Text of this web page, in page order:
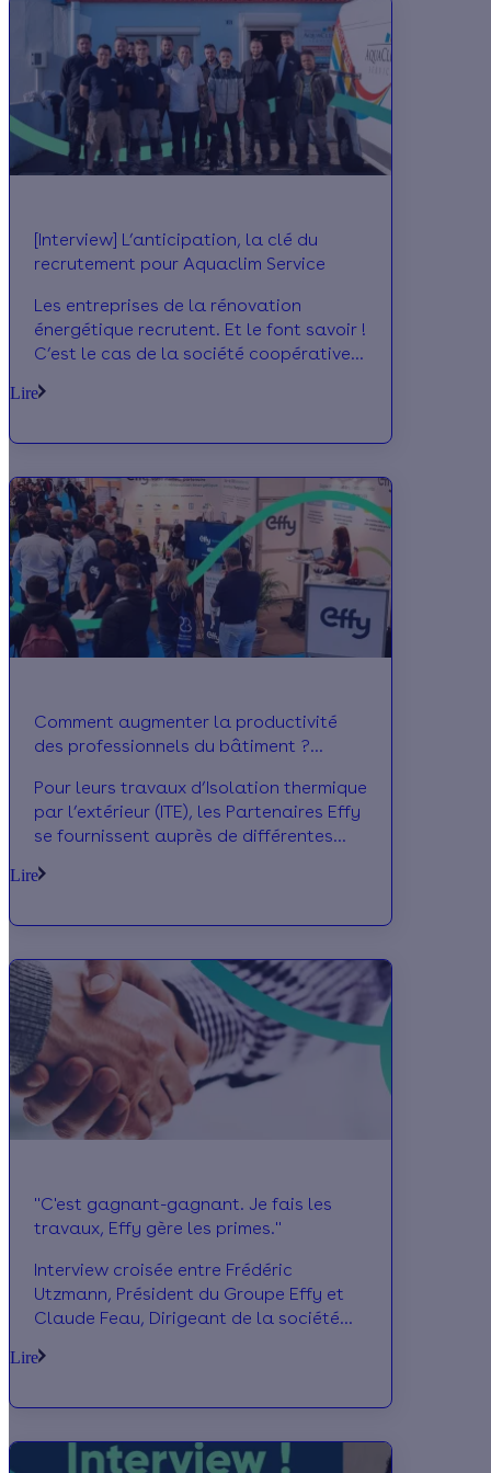
et Partenaire Effy. Créée en 2018,
l’entreprise de chauffage basée à Vaux,
près de Metz, installe 6 à 8 PAC chaque
mois. Comment gère-t-elle la pénurie ?
Témoignage et retour d’expérience.
[Interview] L’anticipation, la clé du
recrutement pour Aquaclim Service
Les entreprises de la rénovation
énergétique recrutent. Et le font savoir !
C’est le cas de la société coopérative
modes de chauffage économique sur le
chaleur, climatisation, chauffe-eau
thermodynamique, photovoltaïque…).
Mais trouver les bons profils n’est pas
toujours facile. Découvrez l’interview de
Ronan Olivin, gérant de Aquaclim
Service et Partenaire Effy : il partage
son expérience du recrutement avec
nous.
Lire
Comment augmenter la productivité
des professionnels du bâtiment ?
Pour leurs travaux d’Isolation thermique
par l’extérieur (ITE), les Partenaires Effy
se fournissent auprès de différentes
avons interrogé Pascal Lebel, Directeur
présent à Artibat, pour en savoir plus
sur les grands enjeux du secteur. Il
évoque notamment le manque de main
d’œuvre et revient sur les solutions
développées par la société pour
augmenter la productivité des
professionnels du bâtiment.
Lire
"C'est gagnant-gagnant. Je fais les
travaux, Effy gère les primes."
Interview croisée entre Frédéric
Utzmann, Président du Groupe Effy et
Claude Feau, Dirigeant de la société
énergies renouvelables et plus
pompes à chaleur depuis près de 20
ans, Claude Feau est partenaire Effy
depuis 9 ans. Avec Frédéric Utzmann, il
Lire